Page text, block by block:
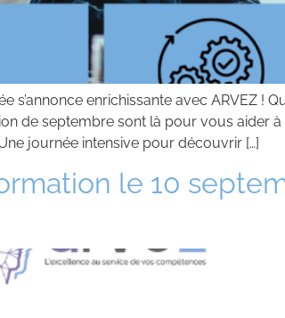
s’annonce enrichissante avec ARVEZ
de septembre sont là pour vous aider
journée intensive pour découvrir […]
le 10